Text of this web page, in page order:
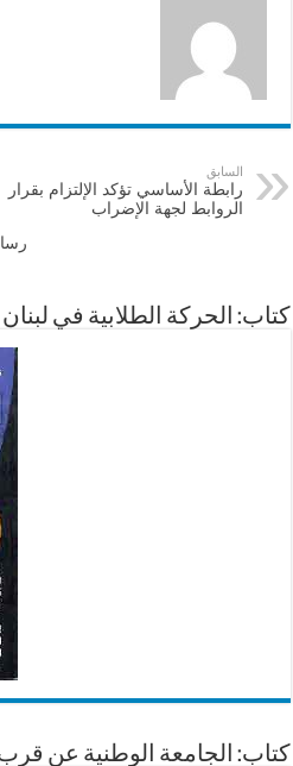
السابق
رابطة الأساسي تؤكد الإلتزام بقرار
الروابط لجهة الإضراب
كتاب: الحركة الطلابية في لبنان
كتاب: الجامعة الوطنية عن